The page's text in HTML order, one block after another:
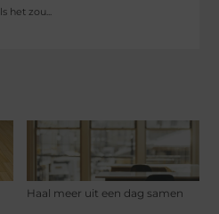
Haal meer uit een dag samen
het zou...